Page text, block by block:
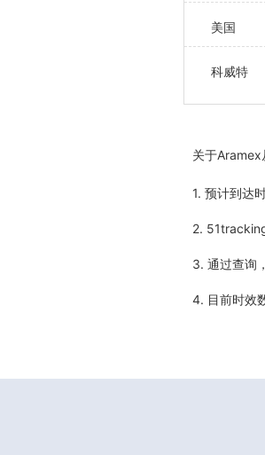
美国
科威特
关于Aramex
1. 预计到达
2.
3. 通过查询
4. 目前时效